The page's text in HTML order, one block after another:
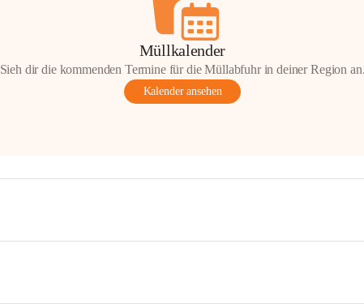
Müllkalender
Sieh dir die kommenden Termine für die Müllabfuhr in deiner Region
Kalender ansehen